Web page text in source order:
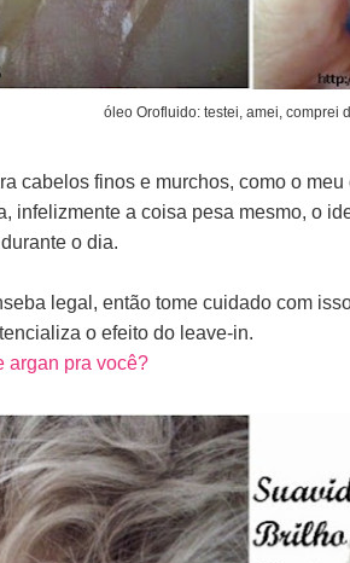
óleo Orofluido: testei, amei, comprei
cabelos finos e murchos, como o
infelizmente a coisa pesa mesmo, o
o dia.
legal, então tome cuidado com
o efeito do leave-in.
argan pra você?